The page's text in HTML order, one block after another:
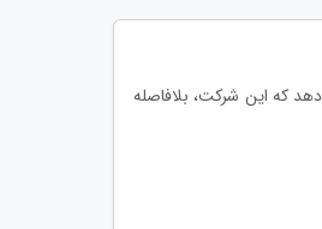
که این شرکت، بلافاصله